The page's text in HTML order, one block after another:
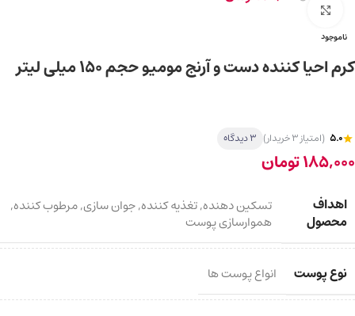
ناموجود
برای بزرگ‌نمایی کلیک کنید
کرم احیا کننده دست و آرنج مومیو حجم ۱۵۰ میلی لیتر
5.0 (امتیاز 3 خریدار) 3 دیدگاه
185,000تومان
اهداف
محصول
تسکین دهنده,تغذیه کننده,جوان سازی,مرطوب کننده,
هموارسازی پوست
نوع پوست انواع پوست ها